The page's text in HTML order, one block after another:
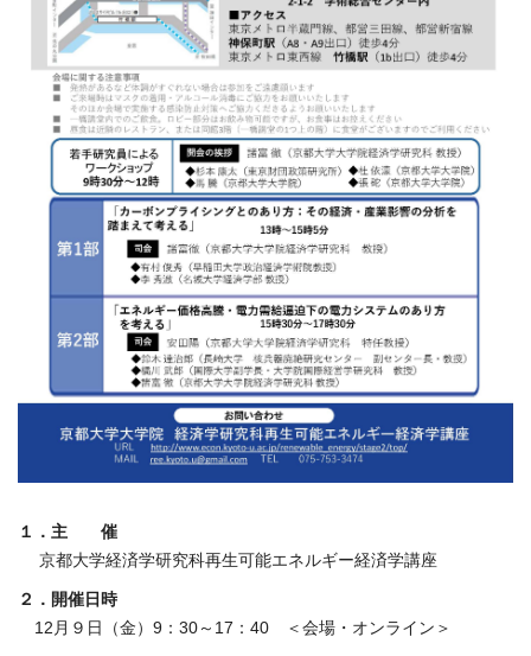
１．主 催
京都大学経済学研究科再生可能エネルギー経済学講座
２．開催日時
12月９日（金）9：30～17：40 ＜会場・オンライン＞